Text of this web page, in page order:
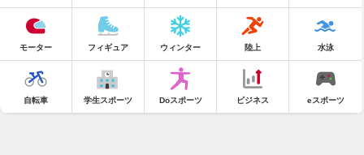
モーター フィギュア ウィンター 陸上 水泳
自転車 学生スポーツ Doスポーツ ビジネス eスポーツ